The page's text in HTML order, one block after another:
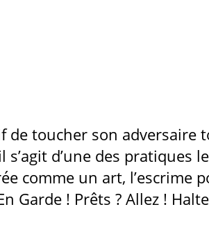
de toucher son adversaire
d’une des pratiques
comme un art, l’escrime
Garde ! Prêts ? Allez ! Halte